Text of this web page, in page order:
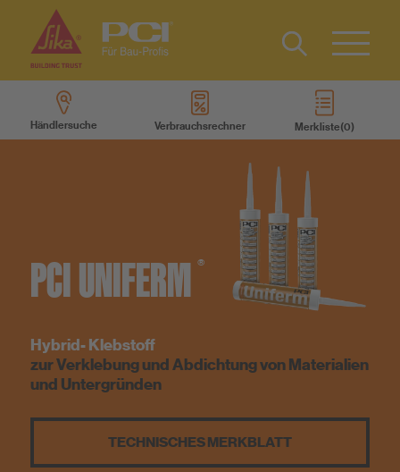
Produkte
Services
Über uns
Nachhaltigkeit
Type 2 or
more
characters
Händlersuche Verbrauchsrechner Merkliste
Kontakt
EN
PCIUNIFERM ®
Hybrid- Klebstoff
zur Verklebung und Abdichtung von Materialien
und Untergründen
TECHNISCHES MERKBLATT